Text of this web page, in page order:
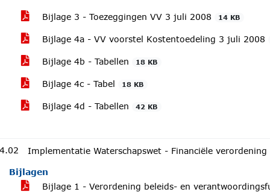
Bijlage 3 - Toezeggingen VV 3 juli 2008 14 KB
Bijlage 4a - VV voorstel Kostentoedeling 3 juli 2008
Bijlage 4b - Tabellen 18 KB
Bijlage 4c - Tabel 18 KB
Bijlage 4d - Tabellen 42 KB
Implementatie Waterschapswet - Financiële
Bijlagen
Bijlage 1 - Verordening beleids- en